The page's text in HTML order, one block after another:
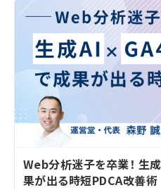
Web分析迷子を卒業！
果が出る時短PDCA改善術